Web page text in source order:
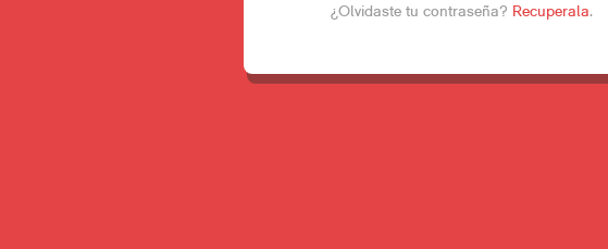
¿Olvidaste tu contraseña? Recuperala.